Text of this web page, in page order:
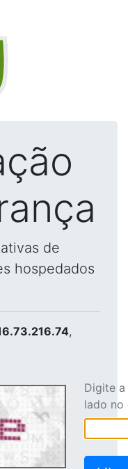
de
hospedados
,
Digite
lado no